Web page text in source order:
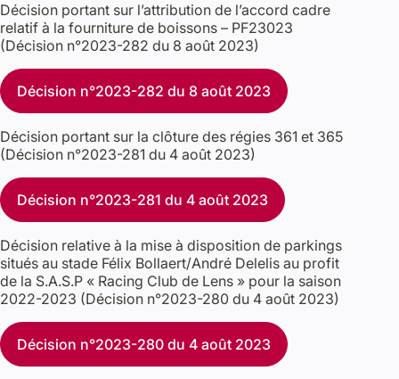
Décision portant sur l’attribution de l’accord cadre
relatif à la fourniture de boissons – PF23023
(Décision n°2023-282 du 8 août 2023)
Décision n°2023-282 du 8 août 2023
Décision portant sur la clôture des régies 361 et 365
(Décision n°2023-281 du 4 août 2023)
Décision n°2023-281 du 4 août 2023
Décision relative à la mise à disposition de parkings
situés au stade Félix Bollaert/André Delelis au profit
de la S.A.S.P « Racing Club de Lens » pour la saison
2022-2023 (Décision n°2023-280 du 4 août 2023)
Décision n°2023-280 du 4 août 2023